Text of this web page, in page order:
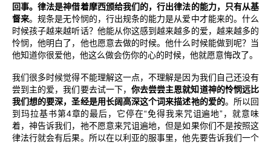
回事。律法是神借着摩西颁给我们的，行出律法的能力，只有从基
督来。规条是无怜悯的，行出规条的能力是从爱中才能来的。什么
时候孩子越来越听话？他能从你这感到越来越多的爱，越来越多的
怜悯，他明白了，他也愿意去做的时候。他什么时候能做到呢？当
他知道你很爱他，他这么做会伤你的心的时候，他就愿意悔改了。
我们很多时候觉得不能理解这一点，不理解是因为我们自己还没有
尝到主的爱，我们要去试一下， 你去尝尝主恩就知道神的怜悯远比
我们想的要深，圣经是用长阔高深这个词来描述祂的爱的。所以回
到玛拉基书第4章的最后，它停在“免得我来咒诅遍地” ，就意味
着，神告诉我们，祂不愿意来咒诅遍地，但是如果你们不是按照这
律法行就会有后果。所以在以利亚的服事里，他先要告诉我们一个